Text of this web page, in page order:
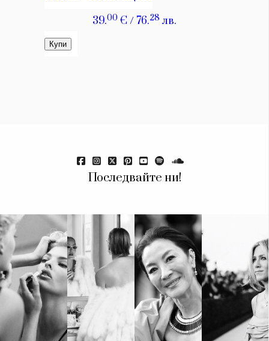
Последвайте ни!